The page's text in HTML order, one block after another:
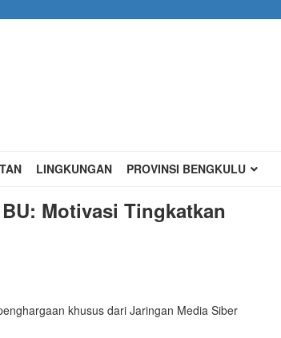
LINGKUNGAN PROVINSI BENGKULU
Motivasi Tingkatkan
khusus dari Jaringan Media Siber